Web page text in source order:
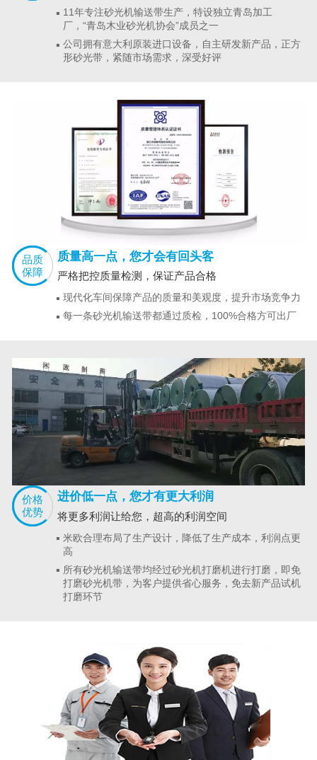
11年专注砂光机输送带生产，特设独立青岛加工
厂，“青岛木业砂光机协会”成员之一
公司拥有意大利原装进口设备，自主研发新产品，正方
形砂光带，紧随市场需求，深受好评
品质
保障
质量高一点，您才会有回头客
严格把控质量检测，保证产品合格
现代化车间保障产品的质量和美观度，提升市场竞争力
每一条砂光机输送带都通过质检，100%合格方可出厂
价格
优势
进价低一点，您才有更大利润
将更多利润让给您，超高的利润空间
米欧合理布局了生产设计，降低了生产成本，利润点更
高
所有砂光机输送带均经过砂光机打磨机进行打磨，即免
打磨砂光机带，为客户提供省心服务，免去新产品试机
打磨环节